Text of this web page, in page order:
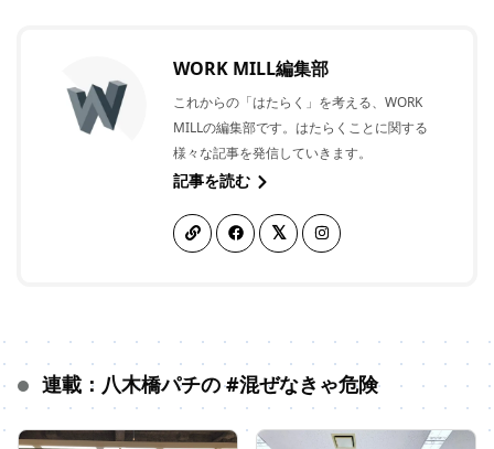
WORK MILL編集部
これからの「はたらく」を考える、WORK
MILLの編集部です。はたらくことに関する
様々な記事を発信していきます。
記事を読む
連載：八木橋パチの #混ぜなきゃ危険